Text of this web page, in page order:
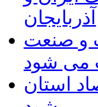
آذربایجان
و صنعت
می شود
استان